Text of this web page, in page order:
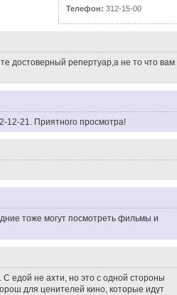
Телефон: 312-15-00
достоверный репертуар,а не то что вам
12-21. Приятного просмотра!
тоже могут посмотреть фильмы и
едой не ахти, но это с одной стороны
для ценителей кино, которые идут